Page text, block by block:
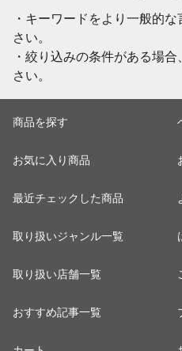
・キーワードをより一般的
さい。
・絞り込みの条件がある場
さい。
商品を探す
お気に入り商品
最近チェックした商品
取り扱いジャンル一覧
取り扱い店舗一覧
おすすめ記事一覧